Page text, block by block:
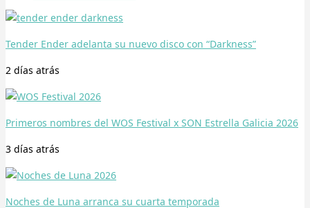
Tender Ender adelanta su nuevo disco con “Darkness”
2 días atrás
Primeros nombres del WOS Festival x SON Estrella Galicia 2026
3 días atrás
Noches de Luna arranca su cuarta temporada